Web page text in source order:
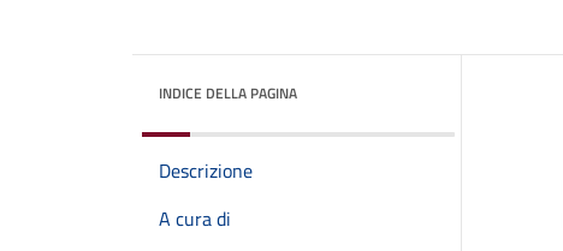
INDICE DELLA PAGINA
Descrizione
A cura di